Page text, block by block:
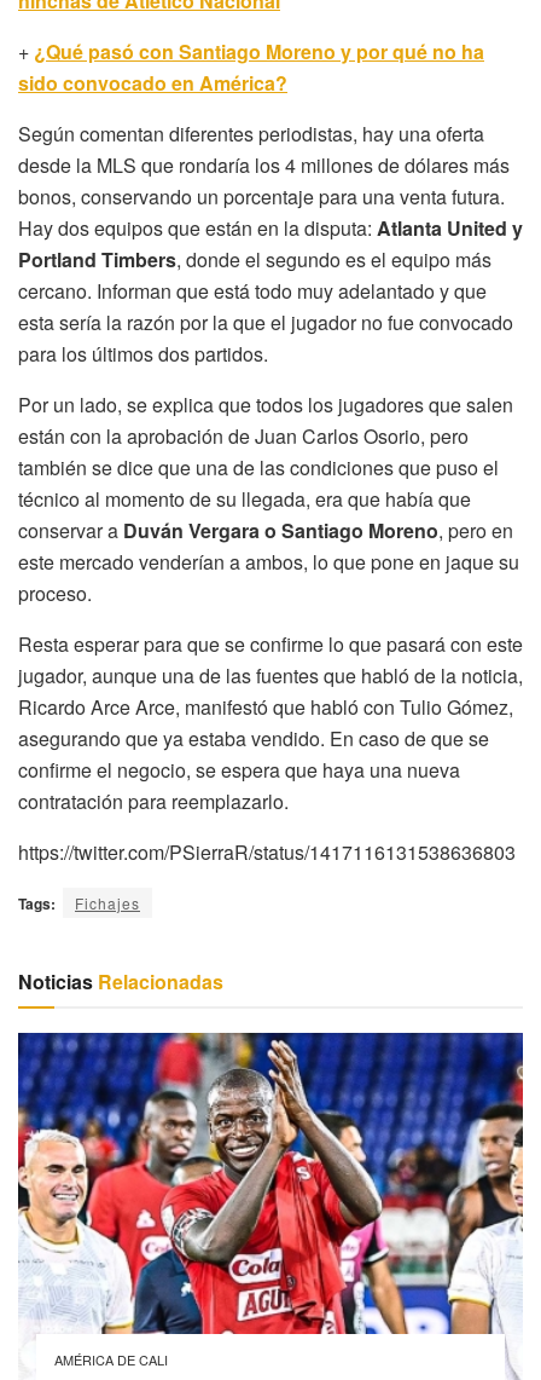
+ ¿Qué pasó con Santiago Moreno y por qué no ha
sido convocado en América?
Según comentan diferentes periodistas, hay una oferta
desde la MLS que rondaría los 4 millones de dólares más
bonos, conservando un porcentaje para una venta futura.
Hay dos equipos que están en la disputa: Atlanta United y
Portland Timbers, donde el segundo es el equipo más
cercano. Informan que está todo muy adelantado y que
esta sería la razón por la que el jugador no fue convocado
para los últimos dos partidos.
Por un lado, se explica que todos los jugadores que salen
están con la aprobación de Juan Carlos Osorio, pero
también se dice que una de las condiciones que puso el
técnico al momento de su llegada, era que había que
conservar a Duván Vergara o Santiago Moreno, pero en
este mercado venderían a ambos, lo que pone en jaque su
proceso.
Resta esperar para que se confirme lo que pasará con este
jugador, aunque una de las fuentes que habló de la noticia,
Ricardo Arce Arce, manifestó que habló con Tulio Gómez,
asegurando que ya estaba vendido. En caso de que se
confirme el negocio, se espera que haya una nueva
contratación para reemplazarlo.
https://twitter.com/PSierraR/status/1417116131538636803
Tags: Fichajes
Noticias Relacionadas
AMÉRICA DE CALI